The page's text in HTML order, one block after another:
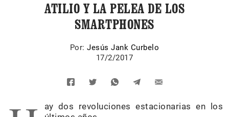
ATILIO Y LA PELEA DE LOS
SMARTPHONES
Por:Jesús Jank Curbelo
17/2/2017
ay dos revoluciones estacionarias en los